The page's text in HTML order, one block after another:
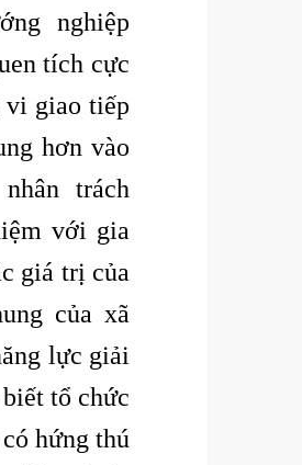
nghiệp
tích cực
vi giao tiếp
hơn vào
trách
với gia
giá trị của
của xã
lực giải
tổ chức
hứng thú